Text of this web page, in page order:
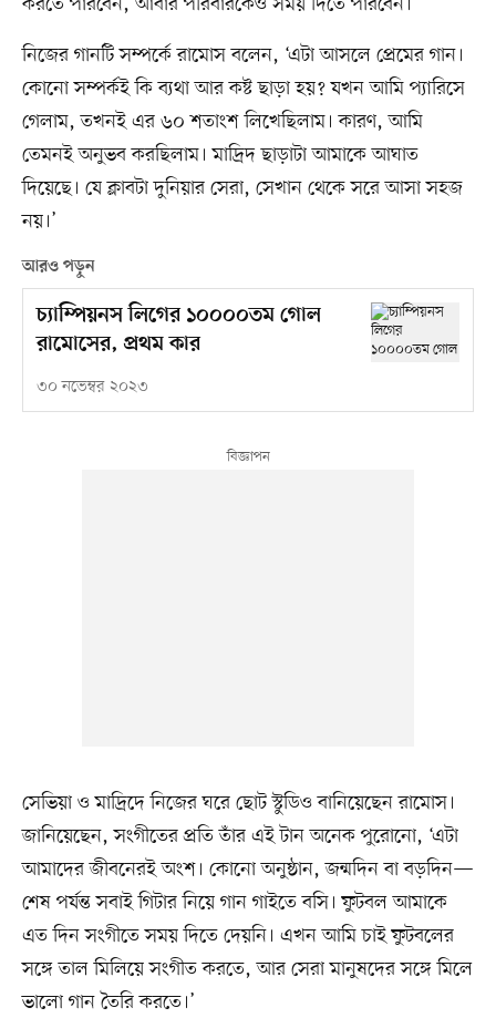
নিজের গানটি সম্পর্কে রামোস বলেন, ‘এটা আসলে প্রেমের গান।
কোনো সম্পর্কই কি ব্যথা আর কষ্ট ছাড়া হয়? যখন আমি প্যারিসে
গেলাম, তখনই এর ৬০ শতাংশ লিখেছিলাম। কারণ, আমি
তেমনই অনুভব করছিলাম। মাদ্রিদ ছাড়াটা আমাকে আঘাত
দিয়েছে। যে ক্লাবটা দুনিয়ার সেরা, সেখান থেকে সরে আসা সহজ
নয়।’
আরও পড়ুন
চ্যাম্পিয়নস লিগের ১০০০০তম গোল
রামোসের, প্রথম কার
৩০ নভেম্বর ২০২৩
সেভিয়া ও মাদ্রিদে নিজের ঘরে ছোট স্টুডিও বানিয়েছেন রামোস।
জানিয়েছেন, সংগীতের প্রতি তাঁর এই টান অনেক পুরোনো, ‘এটা
আমাদের জীবনেরই অংশ। কোনো অনুষ্ঠান, জন্মদিন বা বড়দিন—
শেষ পর্যন্ত সবাই গিটার নিয়ে গান গাইতে বসি। ফুটবল আমাকে
এত দিন সংগীতে সময় দিতে দেয়নি। এখন আমি চাই ফুটবলের
সঙ্গে তাল মিলিয়ে সংগীত করতে, আর সেরা মানুষদের সঙ্গে মিলে
ভালো গান তৈরি করতে।’